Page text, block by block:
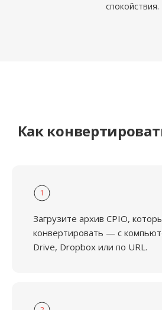
спокойствия.
Как
1
Загрузите архив CPIO,
конвертировать — с
Drive, Dropbox или по URL.